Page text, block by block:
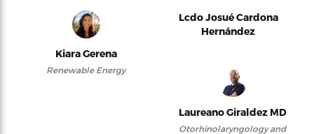
Kiara Gerena
Renewable Energy
Lcdo Josué Cardona
Hernández
Laureano Giraldez MD
Otorhinolaryngology and